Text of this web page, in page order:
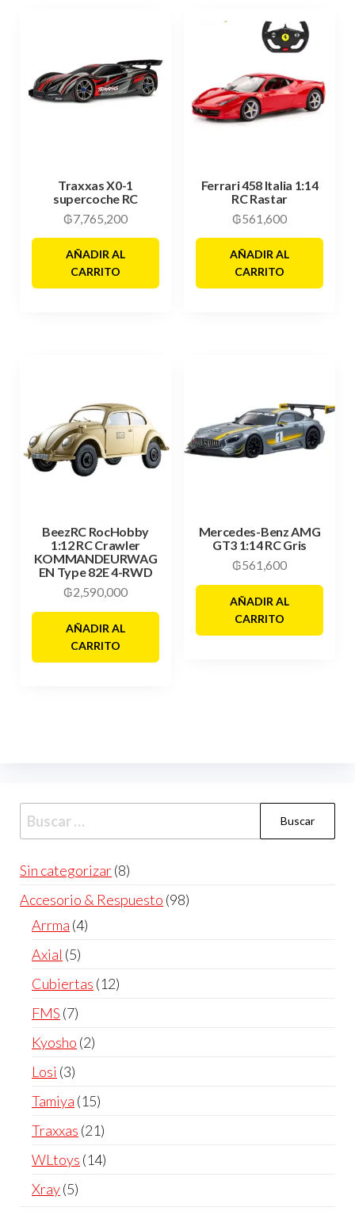
Traxxas X0-1
supercoche RC
₲7,765,200
AÑADIR AL
CARRITO
Ferrari 458 Italia 1:14
RC Rastar
₲561,600
AÑADIR AL
CARRITO
BeezRC RocHobby
1:12 RC Crawler
KOMMANDEURWAG
EN Type 82E 4-RWD
₲2,590,000
AÑADIR AL
CARRITO
Mercedes-Benz AMG
GT3 1:14 RC Gris
₲561,600
AÑADIR AL
CARRITO
Sin categorizar 8
Accesorio & Respuesto 98
Arrma 4
Axial 5
Cubiertas 12
FMS 7
Kyosho 2
Losi 3
Tamiya 15
Traxxas 21
WLtoys 14
Xray 5